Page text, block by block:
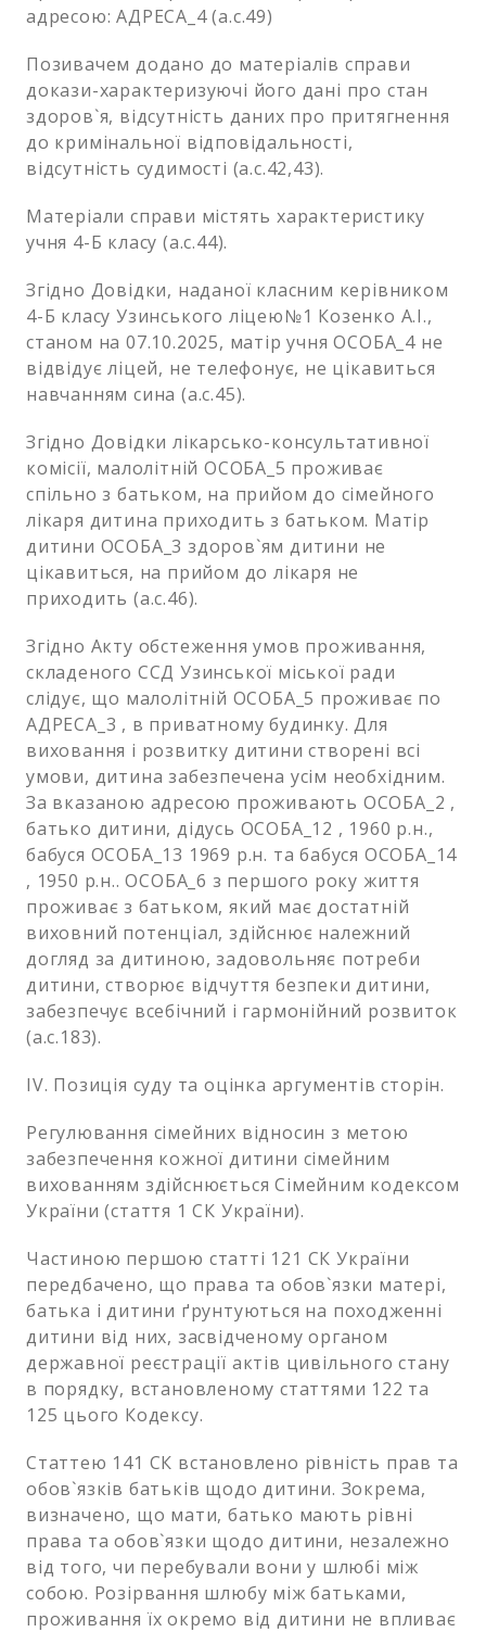
адресою: АДРЕСА_4 (а.с.49)
Позивачем додано до матеріалів справи
докази-характеризуючі його дані про стан
здоров`я, відсутність даних про притягнення
до кримінальної відповідальності,
відсутність судимості (а.с.42,43).
Матеріали справи містять характеристику
учня 4-Б класу (а.с.44).
Згідно Довідки, наданої класним керівником
4-Б класу Узинського ліцею№1 Козенко А.І.,
станом на 07.10.2025, матір учня ОСОБА_4 не
відвідує ліцей, не телефонує, не цікавиться
навчанням сина (а.с.45).
Згідно Довідки лікарсько-консультативної
комісії, малолітній ОСОБА_5 проживає
спільно з батьком, на прийом до сімейного
лікаря дитина приходить з батьком. Матір
дитини ОСОБА_3 здоров`ям дитини не
цікавиться, на прийом до лікаря не
приходить (а.с.46).
Згідно Акту обстеження умов проживання,
складеного ССД Узинської міської ради
слідує, що малолітній ОСОБА_5 проживає по
АДРЕСА_3 , в приватному будинку. Для
виховання і розвитку дитини створені всі
умови, дитина забезпечена усім необхідним.
За вказаною адресою проживають ОСОБА_2 ,
батько дитини, дідусь ОСОБА_12 , 1960 р.н.,
бабуся ОСОБА_13 1969 р.н. та бабуся ОСОБА_14
, 1950 р.н.. ОСОБА_6 з першого року життя
проживає з батьком, який має достатній
виховний потенціал, здійснює належний
догляд за дитиною, задовольняє потреби
дитини, створює відчуття безпеки дитини,
забезпечує всебічний і гармонійний розвиток
(а.с.183).
ІV. Позиція суду та оцінка аргументів сторін.
Регулювання сімейних відносин з метою
забезпечення кожної дитини сімейним
вихованням здійснюється Сімейним кодексом
України (стаття 1 СК України).
Частиною першою статті 121 СК України
передбачено, що права та обов`язки матері,
батька і дитини ґрунтуються на походженні
дитини від них, засвідченому органом
державної реєстрації актів цивільного стану
в порядку, встановленому статтями 122 та
125 цього Кодексу.
Статтею 141 СК встановлено рівність прав та
обов`язків батьків щодо дитини. Зокрема,
визначено, що мати, батько мають рівні
права та обов`язки щодо дитини, незалежно
від того, чи перебували вони у шлюбі між
собою. Розірвання шлюбу між батьками,
проживання їх окремо від дитини не впливає